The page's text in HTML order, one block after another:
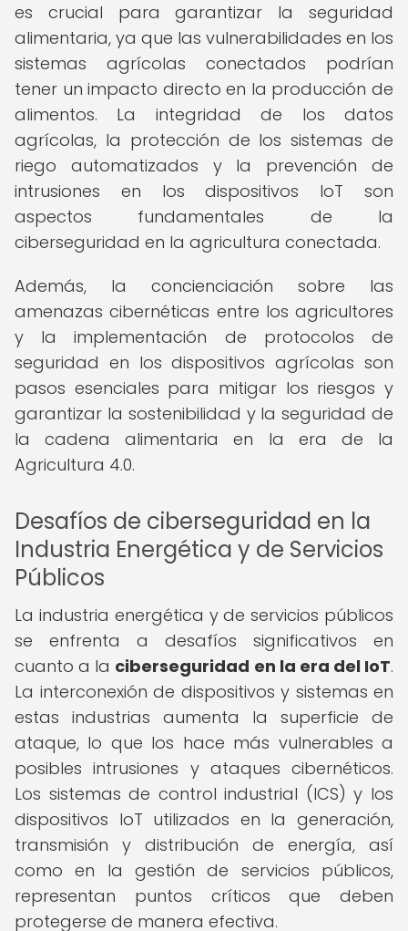
es crucial para garantizar la seguridad
alimentaria, ya que las vulnerabilidades en los
sistemas agrícolas conectados podrían
tener un impacto directo en la producción de
alimentos. La integridad de los datos
agrícolas, la protección de los sistemas de
riego automatizados y la prevención de
intrusiones en los dispositivos IoT son
aspectos fundamentales de la
ciberseguridad en la agricultura conectada.
Además, la concienciación sobre las
amenazas cibernéticas entre los agricultores
y la implementación de protocolos de
seguridad en los dispositivos agrícolas son
pasos esenciales para mitigar los riesgos y
garantizar la sostenibilidad y la seguridad de
la cadena alimentaria en la era de la
Agricultura 4.0.
Desafíos de ciberseguridad en la
Industria Energética y de Servicios
Públicos
La industria energética y de servicios públicos
se enfrenta a desafíos significativos en
cuanto a la ciberseguridad en la era del IoT.
La interconexión de dispositivos y sistemas en
estas industrias aumenta la superficie de
ataque, lo que los hace más vulnerables a
posibles intrusiones y ataques cibernéticos.
Los sistemas de control industrial (ICS) y los
dispositivos IoT utilizados en la generación,
transmisión y distribución de energía, así
como en la gestión de servicios públicos,
representan puntos críticos que deben
protegerse de manera efectiva.